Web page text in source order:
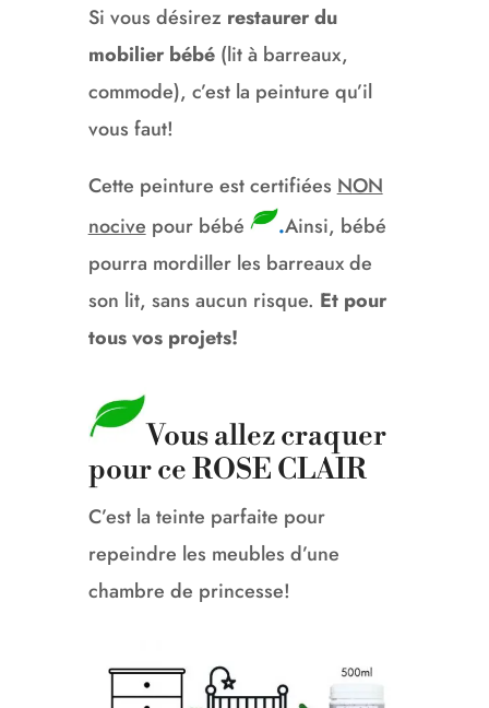
Si vous désirez restaurer du
mobilier bébé(lit à barreaux,
commode), c’est la peinture qu’il
vous faut!
Cette peinture est certifiées NON
nocive pour bébé .Ainsi, bébé
pourra mordiller les barreaux de
son lit, sans aucun risque. Et pour
tous vos projets!
Vous allez craquer
pour ce ROSE CLAIR
C’est la teinte parfaite pour
repeindre les meubles d’une
chambre de princesse!